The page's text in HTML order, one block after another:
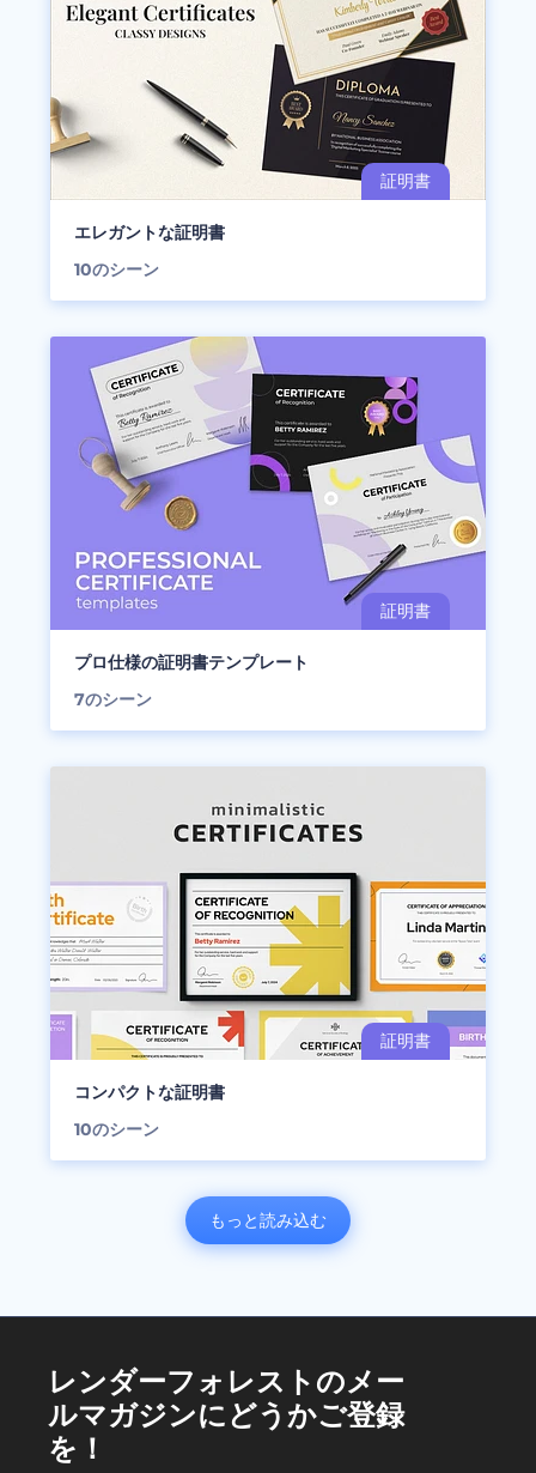
エレガントな証明書
10のシーン
プロ仕様の証明書テンプレート
7のシーン
コンパクトな証明書
10のシーン
もっと読み込む
レンダーフォレストのメー
ルマガジンにどうかご登録
を！